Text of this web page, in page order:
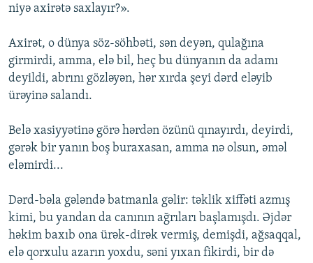
niyə axirətə saxlayır?».
Axirət, o dünya söz-söhbəti, sən deyən, qulağına
girmirdi, amma, elə bil, heç bu dünyanın da adamı
deyildi, abrını gözləyən, hər xırda şeyi dərd eləyib
ürəyinə salandı.
Belə xasiyyətinə görə hərdən özünü qınayırdı, deyirdi,
gərək bir yanın boş buraxasan, amma nə olsun, əməl
eləmirdi...
Dərd-bəla gələndə batmanla gəlir: təklik xiffəti azmış
kimi, bu yandan da canının ağrıları başlamışdı. Əjdər
həkim baxıb ona ürək-dirək vermiş, demişdi, ağsaqqal,
elə qorxulu azarın yoxdu, səni yıxan fikirdi, bir də